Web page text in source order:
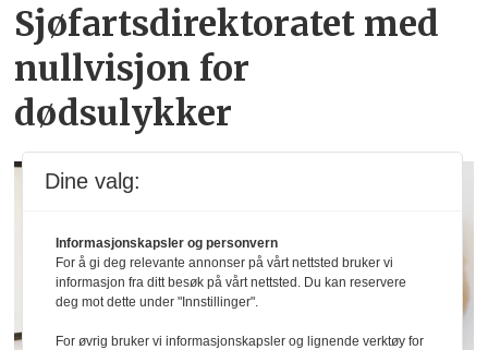
Sjøfartsdirektoratet med
nullvisjon for
dødsulykker
Dine valg:
Informasjonskapsler og personvern
For å gi deg relevante annonser på vårt nettsted bruker vi
informasjon fra ditt besøk på vårt nettsted. Du kan reservere
deg mot dette under "Innstillinger".
For øvrig bruker vi informasjonskapsler og lignende verktøy for